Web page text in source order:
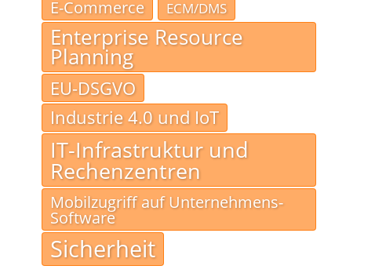
E-Commerce
ECM/DMS
Enterprise Resource
Planning
EU-DSGVO
Industrie 4.0 und IoT
IT-Infrastruktur und
Rechenzentren
Mobilzugriff auf Unternehmens-
Software
Sicherheit